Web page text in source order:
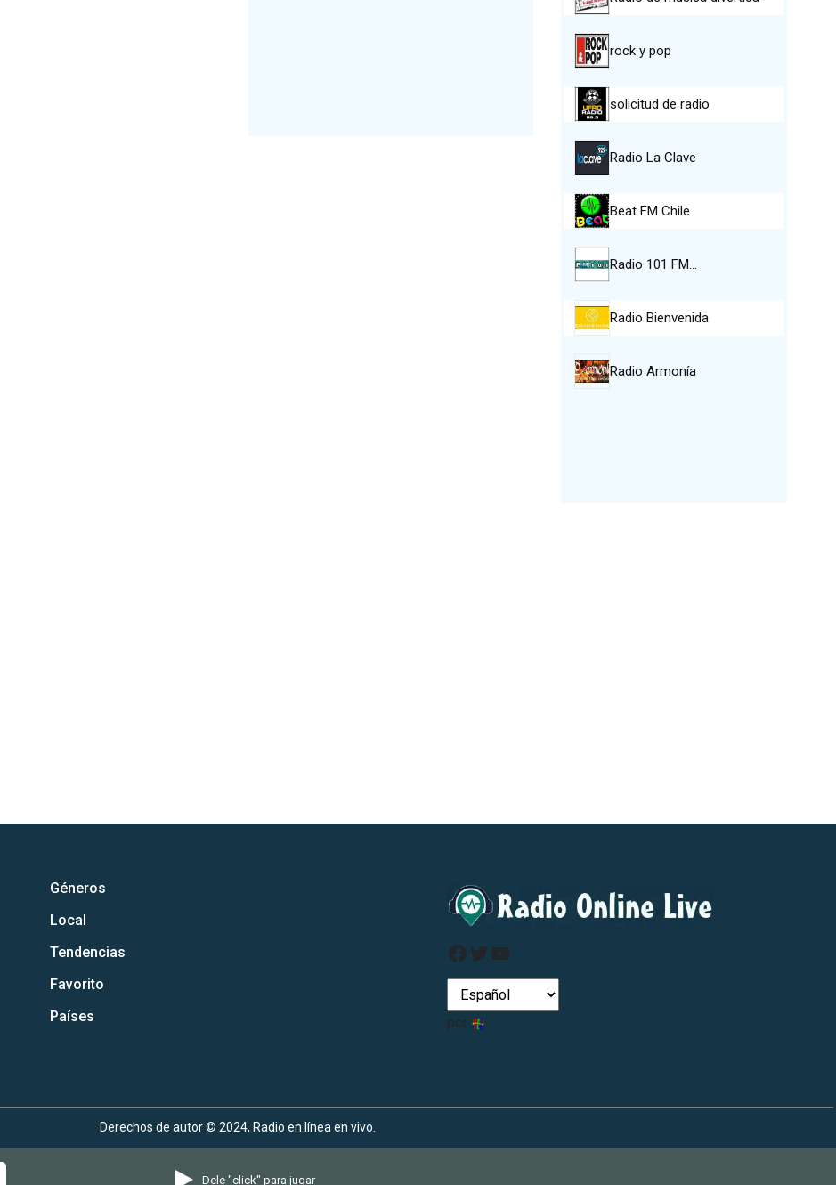
Dele "click" para jugar
rock y pop
solicitud de radio
Radio La Clave
Beat FM Chile
Radio 101 FM…
Radio Bienvenida
Radio Armonía
Géneros
Local
Tendencias
Favorito
Países
Facebook
Gorjeo
Youtube
por
Derechos de autor © 2024, Radio en línea en vivo.